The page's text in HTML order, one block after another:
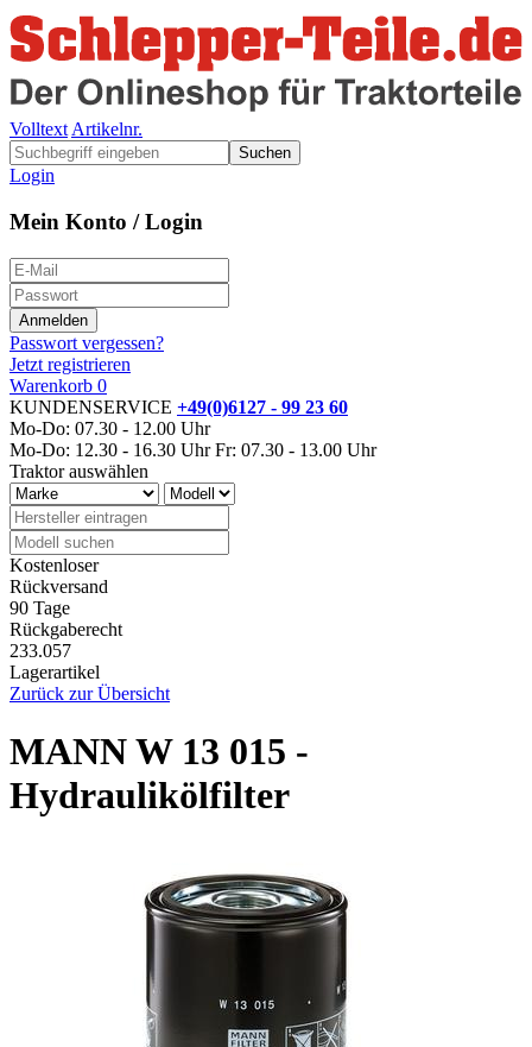
Volltext Artikelnr.
Suchen
Login
Mein Konto / Login
Passwort vergessen?
Jetzt registrieren
Warenkorb 0
KUNDENSERVICE +49(0)6127 - 99 23 60
Mo-Do: 07.30 - 12.00 Uhr
Mo-Do: 12.30 - 16.30 Uhr Fr: 07.30 - 13.00 Uhr
Traktor auswählen
Kostenloser
Rückversand
90 Tage
Rückgaberecht
233.057
Lagerartikel
Zurück zur Übersicht
MANN W 13 015 -
Hydraulikölfilter